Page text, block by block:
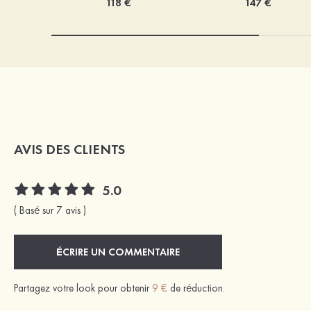
AVIS DES CLIENTS
5.0
( Basé sur 7 avis )
ÉCRIRE UN COMMENTAIRE
Partagez votre look pour obtenir 9 € de réduction.